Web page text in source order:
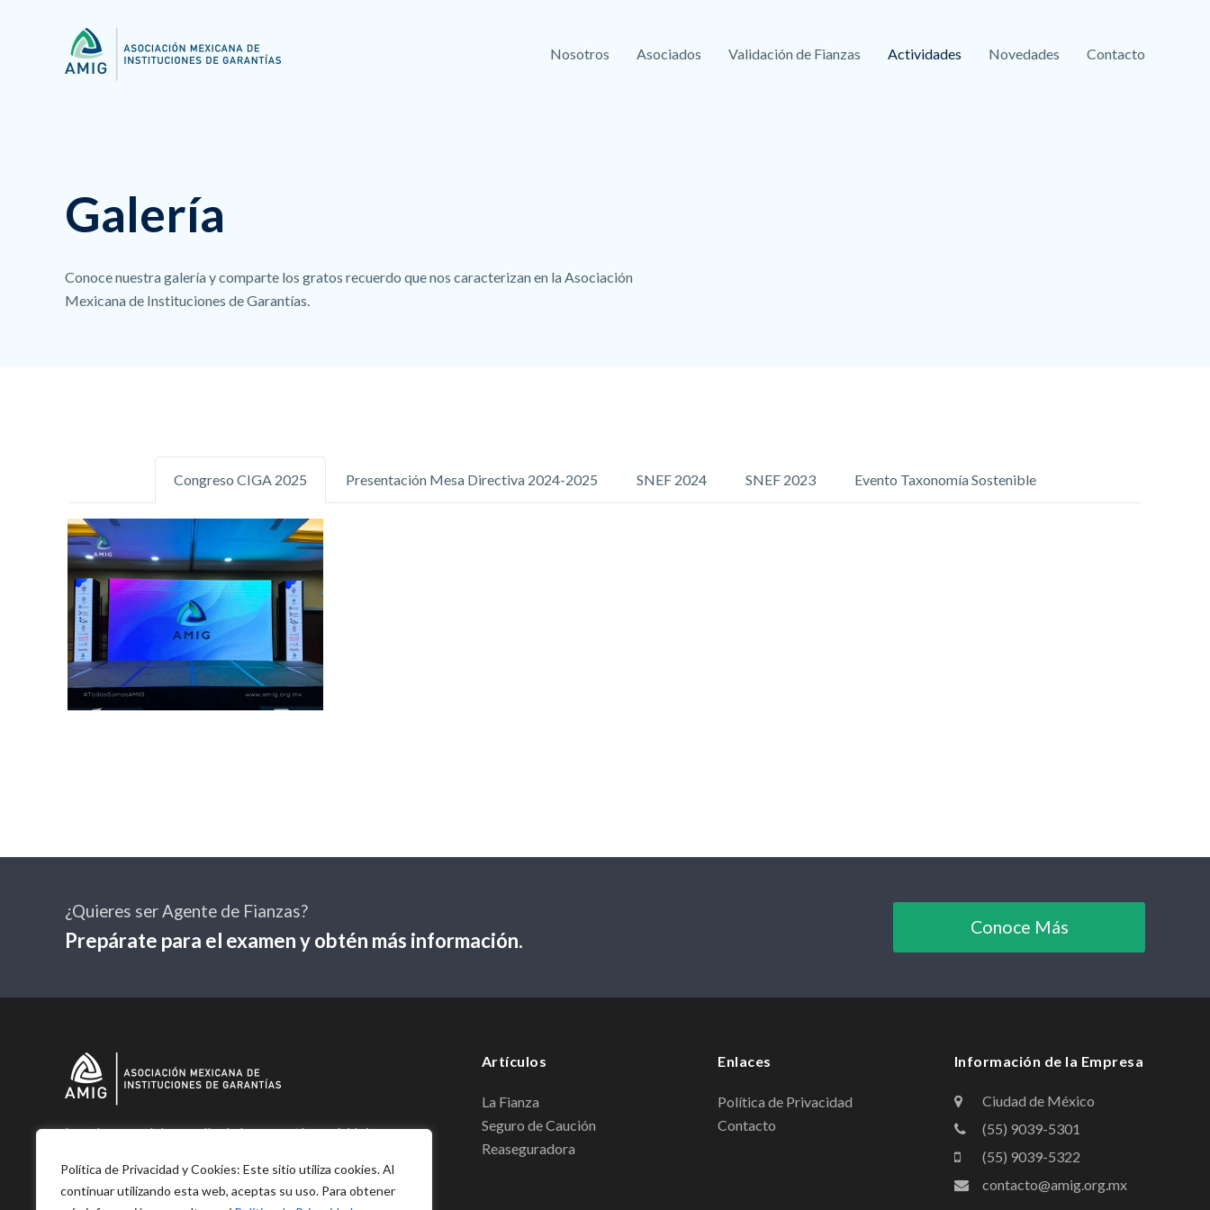
Política de Privacidad y Cookies: Este sitio utiliza cookies. Al
continuar utilizando esta web, aceptas su uso. Para obtener
Nosotros Asociados Validación de Fianzas Actividades Novedades Contacto
Galería
Conoce nuestra galería y comparte los gratos recuerdo que nos caracterizan en la Asociación
Mexicana de Instituciones de Garantías.
Congreso CIGA 2025 Presentación Mesa Directiva 2024-2025 SNEF 2024 SNEF 2023 Evento Taxonomía Sostenible
¿Quieres ser Agente de Fianzas?
Prepárate para el examen y obtén más información.
Conoce Más
Impulsamos el desarrollo de las garantías en México;
F L
Artículos
La Fianza
Seguro de Caución
Reaseguradora
Enlaces
Política de Privacidad
Contacto
Información de la Empresa
Ciudad de México
(55) 9039-5301
(55) 9039-5322
contacto@amig.org.mx